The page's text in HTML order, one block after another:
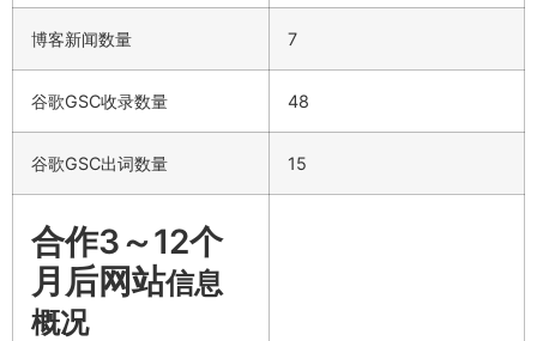
博客新闻数量 7
谷歌GSC收录数量 48
谷歌GSC出词数量 15
合作3～12个
月后网站信息
概况